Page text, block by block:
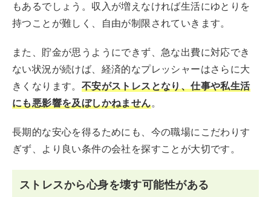
もあるでしょう。収入が増えなければ生活にゆとりを
持つことが難しく、自由が制限されていきます。
また、貯金が思うようにできず、急な出費に対応でき
ない状況が続けば、経済的なプレッシャーはさらに大
きくなります。 不安がストレスとなり、仕事や私生活
にも悪影響を及ぼしかねません。
長期的な安心を得るためにも、今の職場にこだわりす
ぎず、より良い条件の会社を探すことが大切です。
ストレスから心身を壊す可能性がある